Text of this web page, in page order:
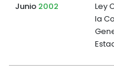
Junio 2002
Ley
la